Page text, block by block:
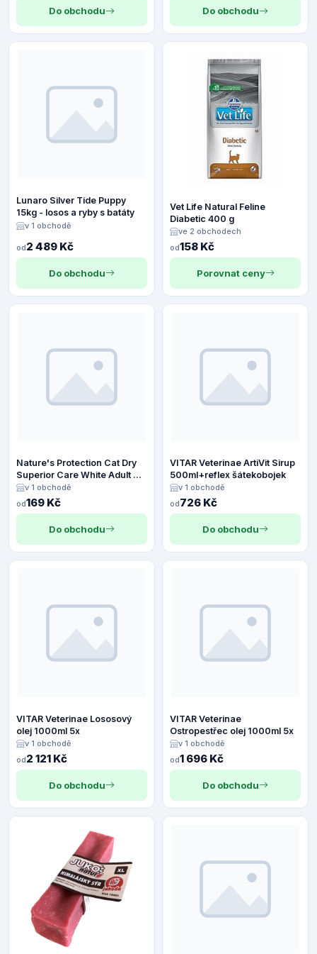
Do obchodu Do obchodu
Lunaro Silver Tide Puppy
15kg - losos a ryby s batáty
v 1 obchodě
od2 489 Kč
Do obchodu
Vet Life Natural Feline
Diabetic 400 g
ve 2 obchodech
od158 Kč
Porovnat ceny
Nature's Protection Cat Dry
Superior Care White Adult GF
Herring 400 g
v 1 obchodě
od169 Kč
Do obchodu
VITAR Veterinae ArtiVit Sirup
500ml+reflex šátekobojek
v 1 obchodě
od726 Kč
Do obchodu
VITAR Veterinae Lososový
olej 1000ml 5x
v 1 obchodě
od2 121 Kč
Do obchodu
VITAR Veterinae
Ostropestřec olej 1000ml 5x
v 1 obchodě
od1 696 Kč
Do obchodu